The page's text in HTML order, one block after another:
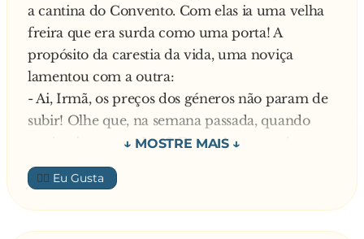
às escuras, começou a cantar:
- Parabéns a você
Enesmarks
a cantina do Convento. Com elas ia uma velha
freira que era surda como uma porta! A
propósito da carestia da vida, uma noviça
lamentou com a outra:
- Ai, Irmã, os preços dos géneros não param de
subir! Olhe que, na semana passada, quando
aqui estive com a Irmã Doroteia, comprámos
pepinos deste tamanho – estendeu o braço
direito e, com o dedo indicador da mão
esquerda, exemplificou o comprimento dos
pepinos-a metade do preço a que estão hoje!
👍🏼